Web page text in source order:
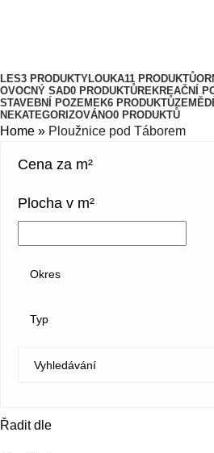
Ploužnice pod
LES3 PRODUKTYLOUKA11 PRODUKTŮ
OVOCNÝ SAD0 PRODUKTŮREKREAČNÍ
STAVEBNÍ POZEMEK6 PRODUKTŮ
NEKATEGORIZOVÁNO0 PRODUKTŮ
Home » Ploužnice pod Táborem
Cena za m²
Plocha v m²
Řadit dle